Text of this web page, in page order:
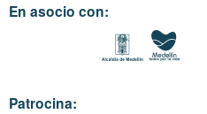
En asocio con:
Patrocina: